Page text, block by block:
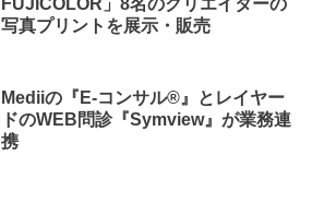
FUJICOLOR」8名のクリエイターの
写真プリントを展示・販売
Mediiの『E-コンサル®』とレイヤー
ドのWEB問診『Symview』が業務連
携